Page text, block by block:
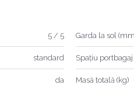
5 / 5
standard
da
Garda la sol
Spațiu portbagaj
Masă totală (kg)